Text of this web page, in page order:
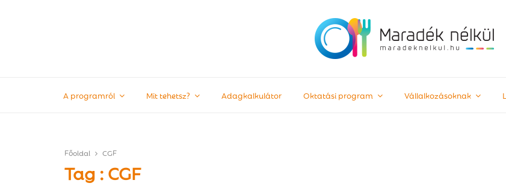
A programról Mit tehetsz? Adagkalkulátor Oktatási program Vállalkozásoknak
Főoldal CGF
Tag : CGF